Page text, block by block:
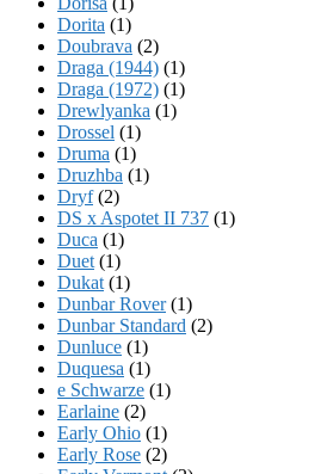
Dorita (1)
Doubrava (2)
Draga (1944) (1)
Draga (1972) (1)
Drewlyanka (1)
Drossel (1)
Druma (1)
Druzhba (1)
Dryf(2)
DS x Aspotet II 737 (1)
Duca (1)
Duet (1)
Dukat (1)
Dunbar Rover(1)
Dunbar Standard (2)
Dunluce (1)
Duquesa (1)
e Schwarze (1)
Earlaine (2)
Early Ohio (1)
Early Rose (2)